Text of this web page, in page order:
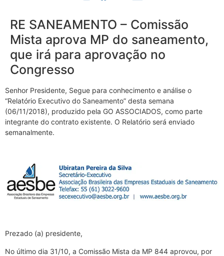
RE SANEAMENTO – Comissão
Mista aprova MP do saneamento,
que irá para aprovação no
Congresso
Senhor Presidente, Segue para conhecimento e análise o
“Relatório Executivo do Saneamento” desta semana
(06/11/2018), produzido pela GO ASSOCIADOS, como parte
integrante do contrato existente. O Relatório será enviado
semanalmente.
Prezado (a) presidente,
No último dia 31/10, a Comissão Mista da MP 844 aprovou, por